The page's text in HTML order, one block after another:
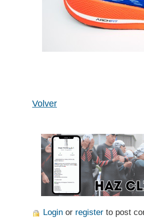
Volver
Login or register to post